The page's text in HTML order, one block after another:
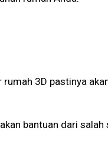
3D pastinya
bantuan dari